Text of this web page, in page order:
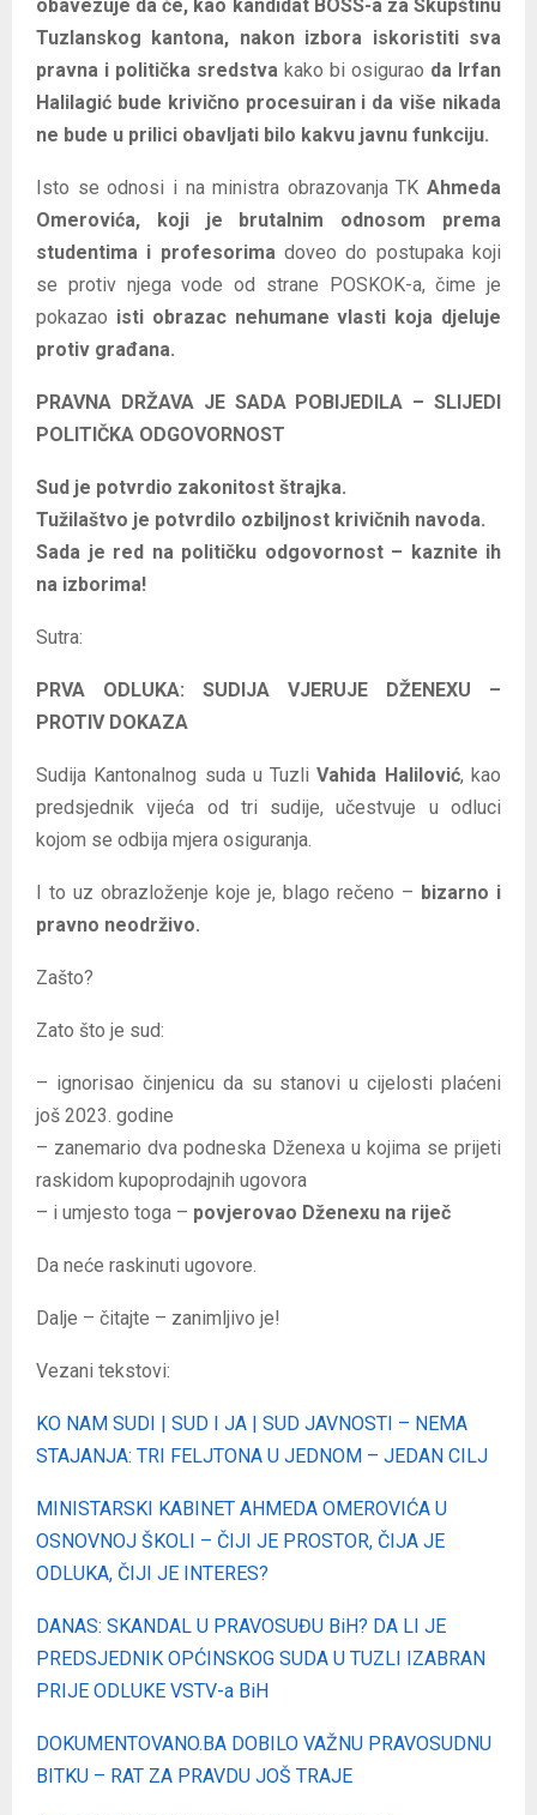
obavezuje da će, kao kandidat BOSS-a za Skupštinu
Tuzlanskog kantona, nakon izbora iskoristiti sva
pravna i politička sredstva kako bi osigurao da Irfan
Halilagić bude krivično procesuiran i da više nikada
ne bude u prilici obavljati bilo kakvu javnu funkciju.
Isto se odnosi i na ministra obrazovanja TK Ahmeda
Omerovića, koji je brutalnim odnosom prema
studentima i profesorima doveo do postupaka koji
se protiv njega vode od strane POSKOK-a, čime je
pokazao isti obrazac nehumane vlasti koja djeluje
protiv građana.
PRAVNA DRŽAVA JE SADA POBIJEDILA – SLIJEDI
POLITIČKA ODGOVORNOST
Sud je potvrdio zakonitost štrajka.
Tužilaštvo je potvrdilo ozbiljnost krivičnih navoda.
Sada je red na političku odgovornost – kaznite ih
na izborima!
Sutra:
PRVA ODLUKA: SUDIJA VJERUJE DŽENEXU –
PROTIV DOKAZA
Sudija Kantonalnog suda u TuzliVahida Halilović, kao
predsjednik vijeća od tri sudije, učestvuje u odluci
kojom se odbija mjera osiguranja.
I to uz obrazloženje koje je, blago rečeno – bizarno i
pravno neodrživo.
Zašto?
Zato što je sud:
– ignorisao činjenicu da su stanovi u cijelosti plaćeni
još 2023. godine
– zanemario dva podneska Dženexa u kojima se prijeti
raskidom kupoprodajnih ugovora
– i umjesto toga – povjerovao Dženexu na riječ
Da neće raskinuti ugovore.
Dalje – čitajte – zanimljivo je!
Vezani tekstovi:
KO NAM SUDI | SUD I JA | SUD JAVNOSTI – NEMA
STAJANJA: TRI FELJTONA U JEDNOM – JEDAN CILJ
MINISTARSKI KABINET AHMEDA OMEROVIĆA U
OSNOVNOJ ŠKOLI – ČIJI JE PROSTOR, ČIJA JE
ODLUKA, ČIJI JE INTERES?
DANAS: SKANDAL U PRAVOSUĐU BiH? DA LI JE
PREDSJEDNIK OPĆINSKOG SUDA U TUZLI IZABRAN
PRIJE ODLUKE VSTV-a BiH
DOKUMENTOVANO.BA DOBILO VAŽNU PRAVOSUDNU
BITKU – RAT ZA PRAVDU JOŠ TRAJE